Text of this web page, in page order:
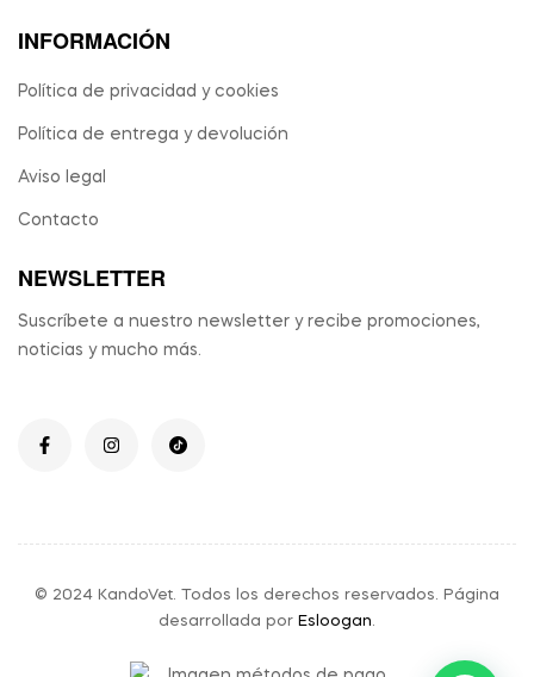
INFORMACIÓN
Política de privacidad y cookies
Política de entrega y devolución
Aviso legal
Contacto
NEWSLETTER
Suscríbete a nuestro newsletter y recibe promociones,
noticias y mucho más.
© 2024 KandoVet. Todos los derechos reservados. Página
desarrollada por Esloogan.